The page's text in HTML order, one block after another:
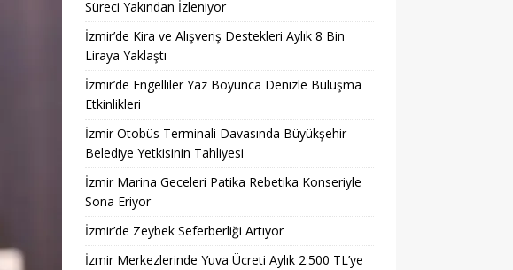
Süreci Yakından İzleniyor
İzmir’de Kira ve Alışveriş Destekleri Aylık 8 Bin
Liraya Yaklaştı
İzmir’de Engelliler Yaz Boyunca Denizle Buluşma
Etkinlikleri
İzmir Otobüs Terminali Davasında Büyükşehir
Belediye Yetkisinin Tahliyesi
İzmir Marina Geceleri Patika Rebetika Konseriyle
Sona Eriyor
İzmir’de Zeybek Seferberliği Artıyor
İzmir Merkezlerinde Yuva Ücreti Aylık 2.500 TL’ye